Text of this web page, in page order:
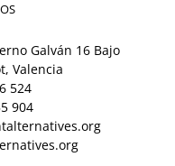
Galván 16 Bajo
Valencia
524
904